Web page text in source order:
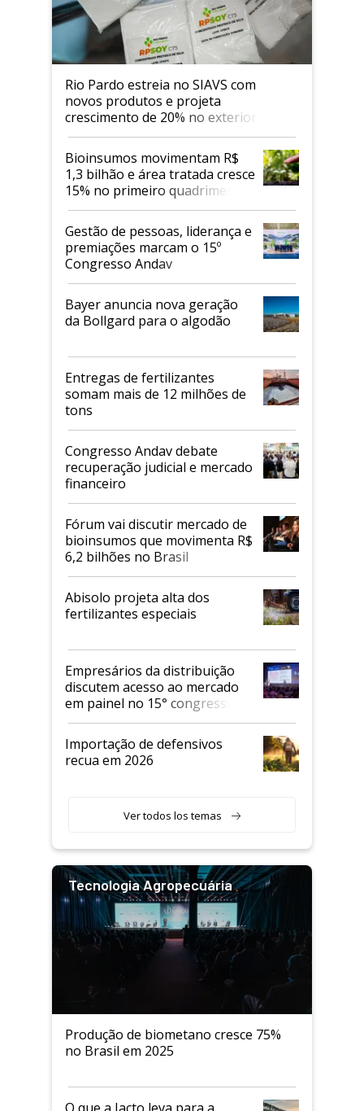
Rio Pardo estreia no SIAVS com
novos produtos e projeta
crescimento de 20% no exterior
Bioinsumos movimentam R$
1,3 bilhão e área tratada cresce
15% no primeiro quadrimestre
de 2026
Gestão de pessoas, liderança e
premiações marcam o 15º
Congresso Andav
Bayer anuncia nova geração
da Bollgard para o algodão
Entregas de fertilizantes
somam mais de 12 milhões de
tons
Congresso Andav debate
recuperação judicial e mercado
financeiro
Fórum vai discutir mercado de
bioinsumos que movimenta R$
6,2 bilhões no Brasil
Abisolo projeta alta dos
fertilizantes especiais
Empresários da distribuição
discutem acesso ao mercado
em painel no 15° congresso
Andav
Importação de defensivos
recua em 2026
Ver todos los temas
Tecnologia Agropecuária
Produção de biometano cresce 75%
no Brasil em 2025